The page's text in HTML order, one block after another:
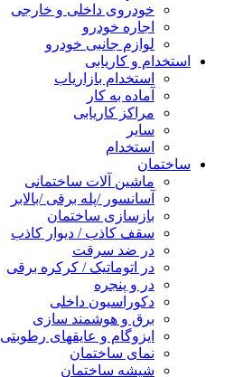
خودروی داخلی و خارجی
اجاره خودرو
لوازم جانبی خودرو
استخدام و کاریابی
استخدام بازاریاب
آماده به کار
مراکز کاریابی
سایر
استخدام
ساختمان
ماشین آلات ساختمانی
آسانسور /پله برقی /بالابر
بازسازی ساختمان
سقف کاذب / دیوار کاذب
در ضد سرقت
در اتوماتیک / کرکره برقی
در و پنجره
دکوراسیون داخلی
برق و هوشمند سازی
ایزوگام و عایقهای رطوبتی
نمای ساختمان
شیشه ساختمان